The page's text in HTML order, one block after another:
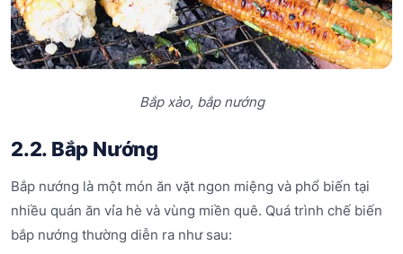
Bắp xào, bắp nướng
2.2. Bắp Nướng
Bắp nướng là một món ăn vặt ngon miệng và phổ biến tại
nhiều quán ăn vỉa hè và vùng miền quê. Quá trình chế biến
bắp nướng thường diễn ra như sau: